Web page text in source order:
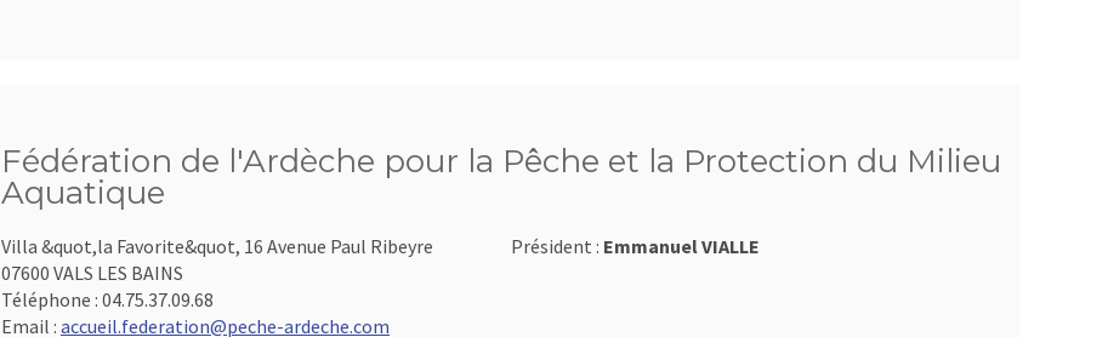
Fédération de l'Ardèche pour la Pêche et la Protection du Milieu
Aquatique
Villa &quot,la Favorite&quot, 16 Avenue Paul Ribeyre
07600 VALS LES BAINS
Téléphone : 04.75.37.09.68
Email : accueil.federation@peche-ardeche.com
Président : Emmanuel VIALLE